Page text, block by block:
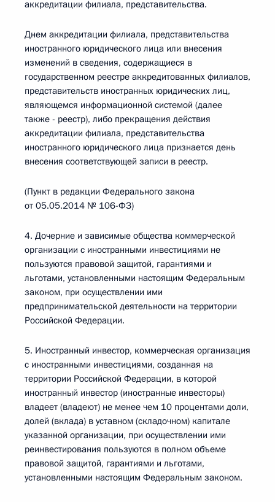
аккредитации филиала, представительства.
Днем аккредитации филиала, представительства
иностранного юридического лица или внесения
изменений в сведения, содержащиеся в
государственном реестре аккредитованных филиалов,
представительств иностранных юридических лиц,
являющемся информационной системой (далее
также - реестр), либо прекращения действия
аккредитации филиала, представительства
иностранного юридического лица признается день
внесения соответствующей записи в реестр.
(Пункт в редакции Федерального закона
от 05.05.2014 № 106-ФЗ)
4. Дочерние и зависимые общества коммерческой
организации с иностранными инвестициями не
пользуются правовой защитой, гарантиями и
льготами, установленными настоящим Федеральным
законом, при осуществлении ими
предпринимательской деятельности на территории
Российской Федерации.
5. Иностранный инвестор, коммерческая организация
с иностранными инвестициями, созданная на
территории Российской Федерации, в которой
иностранный инвестор (иностранные инвесторы)
владеет (владеют) не менее чем 10 процентами доли,
долей (вклада) в уставном (складочном) капитале
указанной организации, при осуществлении ими
реинвестирования пользуются в полном объеме
правовой защитой, гарантиями и льготами,
установленными настоящим Федеральным законом.